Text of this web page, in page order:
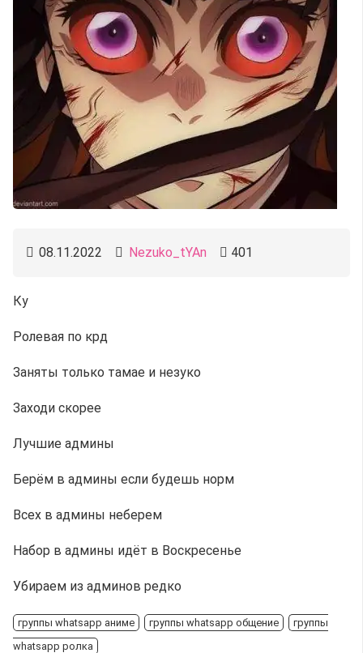
08.11.2022 Nezuko_tYAn 401
Ку
Ролевая по крд
Заняты только тамае и незуко
Заходи скорее
Лучшие админы
Берём в админы если будешь норм
Всех в админы неберем
Набор в админы идёт в Воскресенье
Убираем из админов редко
группы whatsapp аниме группы whatsapp общение
группы
whatsapp ролка